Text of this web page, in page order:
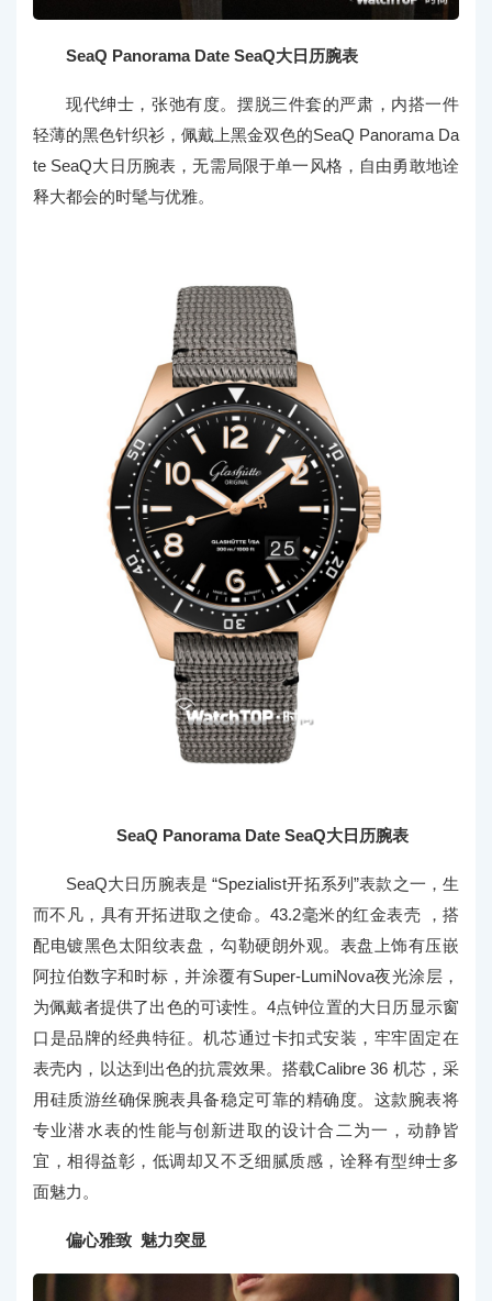
SeaQ Panorama Date SeaQ大日历腕表
现代绅士，张弛有度。摆脱三件套的严肃，内搭一件
轻薄的黑色针织衫，佩戴上黑金双色的SeaQ Panorama Da
te SeaQ大日历腕表，无需局限于单一风格，自由勇敢地诠
释大都会的时髦与优雅。
SeaQ Panorama Date SeaQ大日历腕表
SeaQ大日历腕表是 “Spezialist开拓系列”表款之一，生
而不凡，具有开拓进取之使命。43.2毫米的红金表壳 ，搭
配电镀黑色太阳纹表盘，勾勒硬朗外观。表盘上饰有压嵌
阿拉伯数字和时标，并涂覆有Super-LumiNova夜光涂层，
为佩戴者提供了出色的可读性。4点钟位置的大日历显示窗
口是品牌的经典特征。机芯通过卡扣式安装，牢牢固定在
表壳内，以达到出色的抗震效果。搭载Calibre 36 机芯，采
用硅质游丝确保腕表具备稳定可靠的精确度。这款腕表将
专业潜水表的性能与创新进取的设计合二为一，动静皆
宜，相得益彰，低调却又不乏细腻质感，诠释有型绅士多
面魅力。
偏心雅致 魅力突显